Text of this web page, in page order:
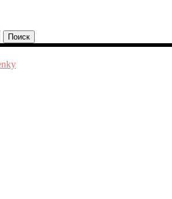
Поиск